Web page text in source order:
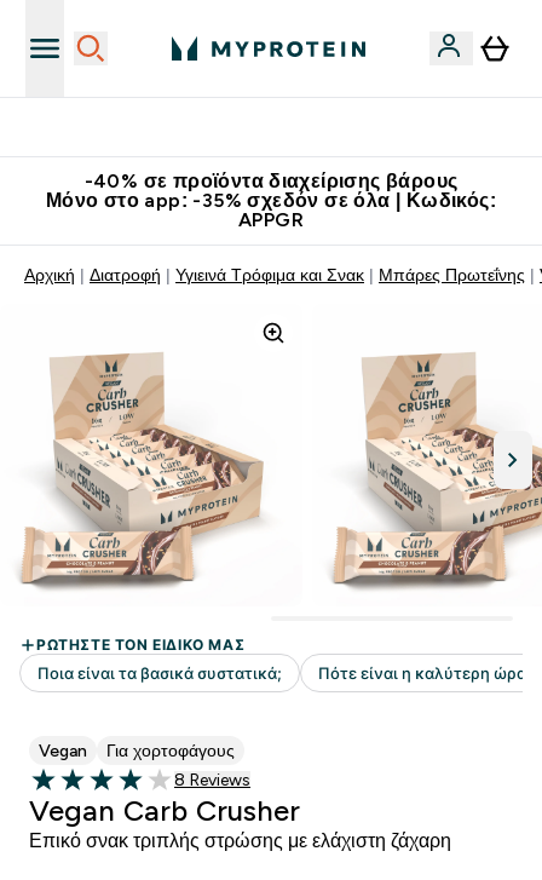
-40% σε προϊόντα διαχείρισης βάρους
Μόνο στο app: -35% σχεδόν σε όλα | Κωδικός:
APPGR
Αρχική Διατροφή Υγιεινά Τρόφιμα και Σνακ Μπάρες Πρωτεΐνης
Vegan Για χορτοφάγους
4 out of 5 stars
8 customer reviews
8 Reviews
Vegan Carb Crusher
Επικό σνακ τριπλής στρώσης με ελάχιστη ζάχαρη